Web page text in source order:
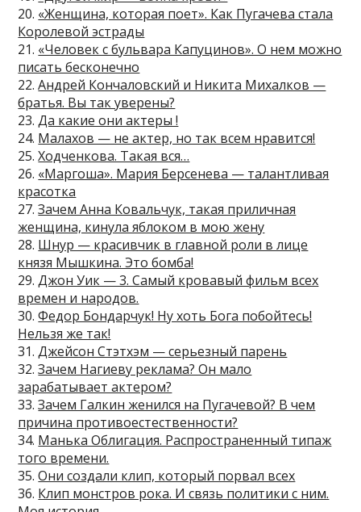
20. «Женщина, которая поет». Как Пугачева стала
Королевой эстрады
21. «Человек с бульвара Капуцинов». О нем можно
писать бесконечно
22.Андрей Кончаловский и Никита Михалков —
братья. Вы так уверены?
23.Да какие они актеры !
24. Малахов — не актер, но так всем нравится!
25.Ходченкова. Такая вся…
26. «Маргоша». Мария Берсенева — талантливая
красотка
27.Зачем Анна Ковальчук, такая приличная
женщина, кинула яблоком в мою жену
28. Шнур — красивчик в главной роли в лице
князя Мышкина. Это бомба!
29.Джон Уик — 3. Самый кровавый фильм всех
времен и народов.
30.Федор Бондарчук! Ну хоть Бога побойтесь!
Нельзя же так!
31.Джейсон Стэтхэм — серьезный парень
32.Зачем Нагиеву реклама? Он мало
зарабатывает актером?
33.Зачем Галкин женился на Пугачевой? В чем
причина противоестественности?
34. Манька Облигация. Распространенный типаж
того времени.
35.Они создали клип, который порвал всех
36. Клип монстров рока. И связь политики с ним.